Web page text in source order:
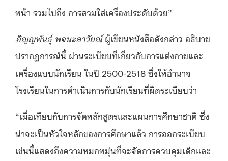
หน้า รวมไปถึง การสวมใส่เครื่องประดับด้วย”
ภิญญพันธุ์ พจนะลาวัยณ์ผู้เขียนหนังสือดังกล่าว อธิบาย
ปรากฏการณ์นี้ ผ่านระเบียบที่เกี่ยวกับการแต่งกายและ
เครื่องแบบนักเรียน ในปี 2500-2518 ซึ่งให้อำนาจ
โรงเรียนในการดำเนินการกับนักเรียนที่ผิดระเบียบว่า
“เมื่อเทียบกับการจัดหลักสูตรและแผนการศึกษาชาติ ซึ่ง
น่าจะเป็นหัวใจหลักของการศึกษาแล้ว การออกระเบียบ
เช่นนี้แสดงถึงความหมกหมุ่นที่จะจัดการควบคุมเด็กและ